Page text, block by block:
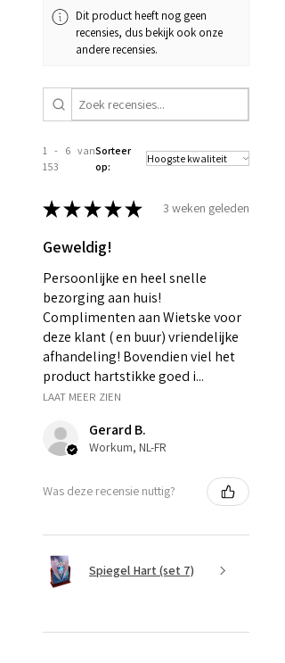
Dit product heeft nog geen
recensies, dus bekijk ook onze
andere recensies.
1 - 6 van
153
Sorteer
op:
★★★★★ 3 weken geleden
Geweldig!
Persoonlijke en heel snelle
bezorging aan huis!
Complimenten aan Wietske voor
deze klant ( en buur) vriendelijke
afhandeling! Bovendien viel het
product hartstikke goed i...
LAAT MEER ZIEN
Gerard B.
Workum, NL-FR
Was deze recensie nuttig?
Spiegel Hart (set 7)